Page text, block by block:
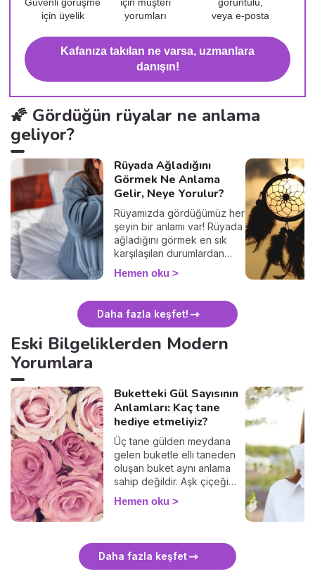
için üyelik
yorumları
veya e-posta
Kafanıza takılan ne varsa, uzmanlara
danışın!
🌠 Gördüğün rüyalar ne anlama
geliyor?
Rüyada Ağladığını
Görmek Ne Anlama
Gelir, Neye Yorulur?
Rüyamızda gördüğümüz her
şeyin bir anlamı var! Rüyada
ağladığını görmek en sık
karşılaşılan durumlardan
biridir. Peki rüyada ağlamak
ne anlama gelir?
Hemen oku
Daha fazla keşfet!
Eski Bilgeliklerden Modern
Yorumlara
Buketteki Gül Sayısının
Anlamları: Kaç tane
hediye etmeliyiz?
Üç tane gülden meydana
gelen buketle elli taneden
oluşan buket aynı anlama
sahip değildir. Aşk çiçeği
olarak kabul edilen gül içten
özürleri ifade edebileceği
Sevdiğiniz kişiye incelikli bir
Hemen oku
Daha fazla keşfet